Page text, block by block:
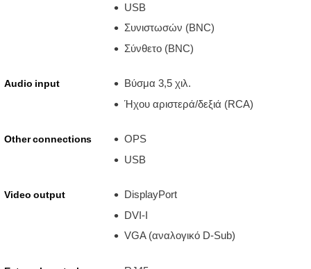
USB
Συνιστωσών (BNC)
Σύνθετο (BNC)
Audio input
Βύσμα 3,5 χιλ.
Ήχου αριστερά/δεξιά (RCA)
Other connections
OPS
USB
Video output
DisplayPort
DVI-I
VGA (αναλογικό D-Sub)